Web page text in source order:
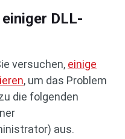
DLL-
versuchen, einige
, um das Problem
die folgenden
aus.